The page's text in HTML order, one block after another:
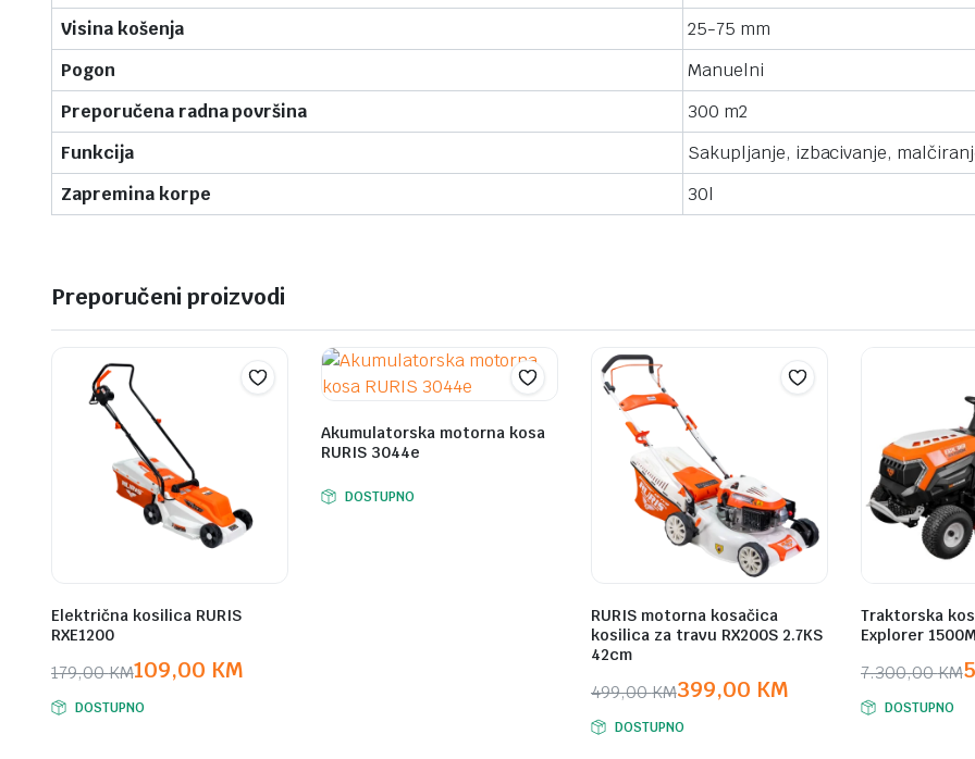
Visina košenja
25-75 mm
Pogon
Manuelni
Preporučena radna površina
300 m2
Funkcija
Sakupljanje, izbacivanje,
Zapremina korpe
30l
Preporučeni proizvodi
Električna kosilica RURIS
RXE1200
179,00KM
Original
price
109,00 KM
Current
price
DOSTUPNO
Akumulatorska motorna kosa
RURIS 3044e
DOSTUPNO
RURIS motorna kosačica
kosilica za travu RX200S 2.7KS
42cm
499,00KM
Original
price
399,00 KM
Current
price
DOSTUPNO
Traktorska
Explorer
7.300,00KM
Original
price
Current
price
DOSTUPNO